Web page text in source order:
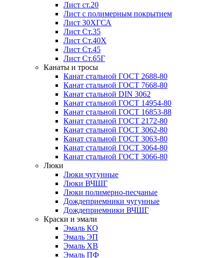
Лист ст.20
Лист с полимерным покрытием
Лист 30ХГСА
Лист Ст.35
Лист Ст.40Х
Лист Ст.45
Лист Ст.65Г
Канаты и тросы
Канат стальной ГОСТ 2688-80
Канат стальной ГОСТ 7668-80
Канат стальной DIN 3062
Канат стальной ГОСТ 14954-80
Канат стальной ГОСТ 16853-88
Канат стальной ГОСТ 2172-80
Канат стальной ГОСТ 3062-80
Канат стальной ГОСТ 3063-80
Канат стальной ГОСТ 3064-80
Канат стальной ГОСТ 3066-80
Люки
Люки чугунные
Люки ВЧШГ
Люки полимерно-песчаные
Дождеприемники чугунные
Дождеприемники ВЧШГ
Краски и эмали
Эмаль КО
Эмаль ЭП
Эмаль ХВ
Эмаль ПФ